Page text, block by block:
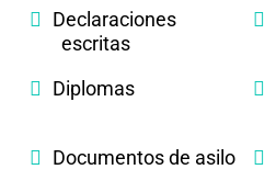
Declaraciones
escritas
Diplomas
Documentos de asilo